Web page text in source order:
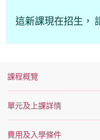
這新課現在招生，
課程概覽
單元及上課詳情
費用及入學條件